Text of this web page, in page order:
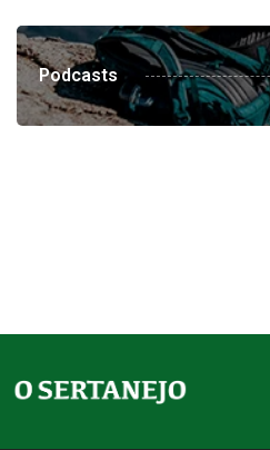
Podcasts